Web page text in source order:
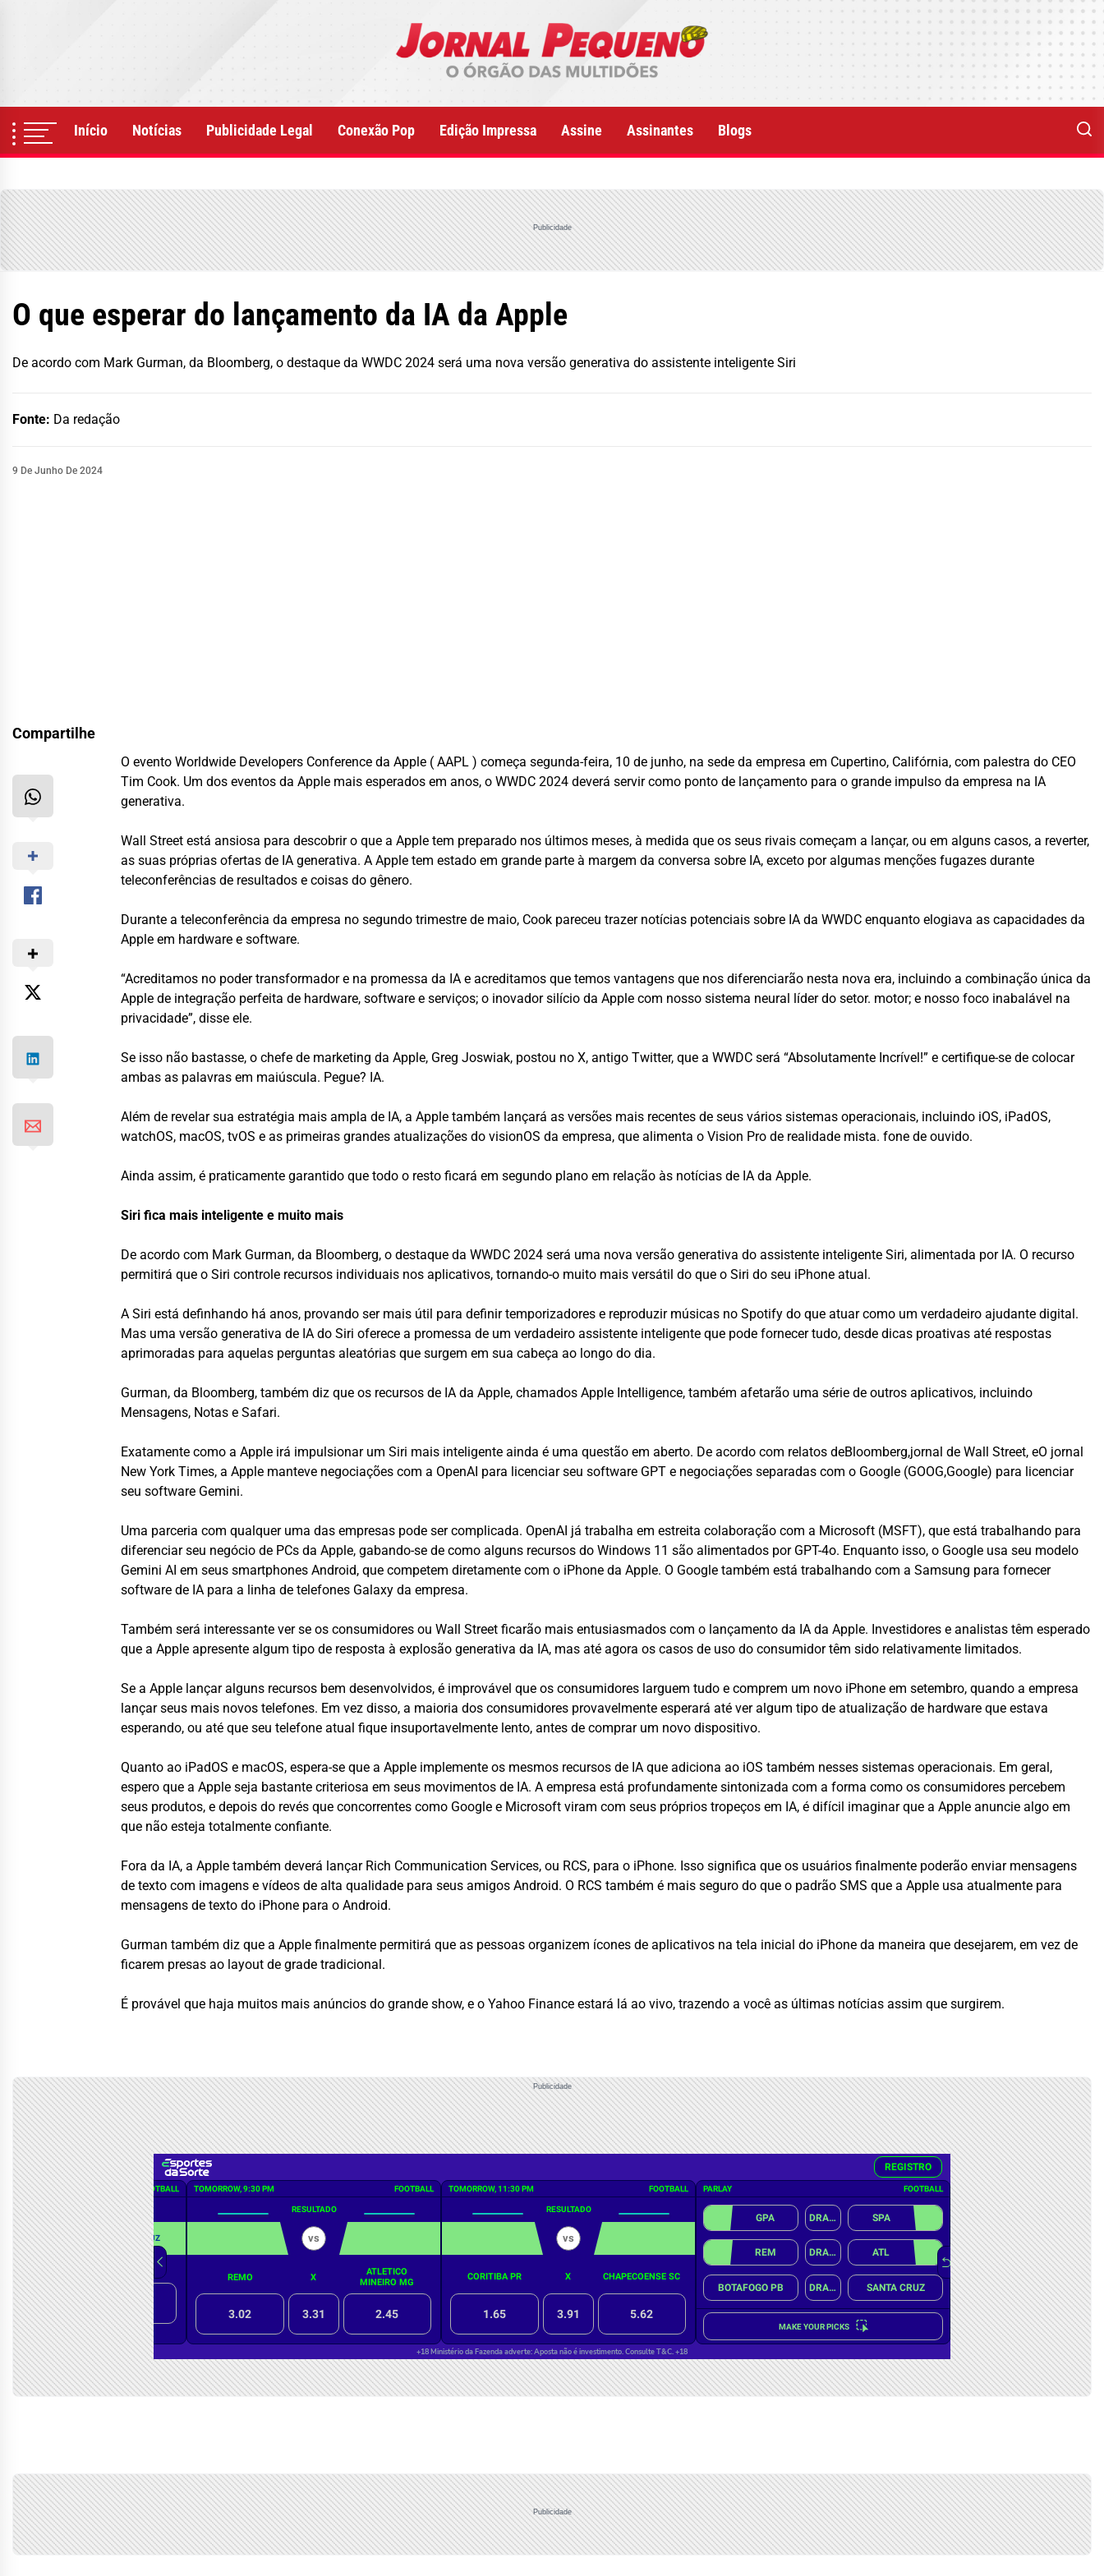
Início Notícias Publicidade Legal Conexão Pop Edição Impressa Assine Assinantes Blogs
Publicidade
O que esperar do lançamento da IA ​​da Apple
De acordo com Mark Gurman, da Bloomberg, o destaque da WWDC 2024 será uma nova versão generativa do assistente inteligente Siri
Fonte: Da redação
9 De Junho De 2024
Compartilhe
O evento Worldwide Developers Conference da Apple ( AAPL ) começa segunda-feira, 10 de junho, na sede da empresa em Cupertino, Califórnia, com palestra do CEO
Tim Cook. Um dos eventos da Apple mais esperados em anos, o WWDC 2024 deverá servir como ponto de lançamento para o grande impulso da empresa na IA
generativa.
Wall Street está ansiosa para descobrir o que a Apple tem preparado nos últimos meses, à medida que os seus rivais começam a lançar, ou em alguns casos, a reverter,
as suas próprias ofertas de IA generativa. A Apple tem estado em grande parte à margem da conversa sobre IA, exceto por algumas menções fugazes durante
teleconferências de resultados e coisas do gênero.
Durante a teleconferência da empresa no segundo trimestre de maio, Cook pareceu trazer notícias potenciais sobre IA da WWDC enquanto elogiava as capacidades da
Apple em hardware e software.
“Acreditamos no poder transformador e na promessa da IA ​​e acreditamos que temos vantagens que nos diferenciarão nesta nova era, incluindo a combinação única da
Apple de integração perfeita de hardware, software e serviços; o inovador silício da Apple com nosso sistema neural líder do setor. motor; e nosso foco inabalável na
privacidade”, disse ele.
Se isso não bastasse, o chefe de marketing da Apple, Greg Joswiak, postou no X, antigo Twitter, que a WWDC será “Absolutamente Incrível!” e certifique-se de colocar
ambas as palavras em maiúscula. Pegue? IA.
Além de revelar sua estratégia mais ampla de IA, a Apple também lançará as versões mais recentes de seus vários sistemas operacionais, incluindo iOS, iPadOS,
watchOS, macOS, tvOS e as primeiras grandes atualizações do visionOS da empresa, que alimenta o Vision Pro de realidade mista. fone de ouvido.
Ainda assim, é praticamente garantido que todo o resto ficará em segundo plano em relação às notícias de IA da Apple.
Siri fica mais inteligente e muito mais
De acordo com Mark Gurman, da Bloomberg, o destaque da WWDC 2024 será uma nova versão generativa do assistente inteligente Siri, alimentada por IA. O recurso
permitirá que o Siri controle recursos individuais nos aplicativos, tornando-o muito mais versátil do que o Siri do seu iPhone atual.
A Siri está definhando há anos, provando ser mais útil para definir temporizadores e reproduzir músicas no Spotify do que atuar como um verdadeiro ajudante digital.
Mas uma versão generativa de IA do Siri oferece a promessa de um verdadeiro assistente inteligente que pode fornecer tudo, desde dicas proativas até respostas
aprimoradas para aquelas perguntas aleatórias que surgem em sua cabeça ao longo do dia.
Gurman, da Bloomberg, também diz que os recursos de IA da Apple, chamados Apple Intelligence, também afetarão uma série de outros aplicativos, incluindo
Mensagens, Notas e Safari.
Exatamente como a Apple irá impulsionar um Siri mais inteligente ainda é uma questão em aberto. De acordo com relatos deBloomberg,jornal de Wall Street, eO jornal
New York Times, a Apple manteve negociações com a OpenAI para licenciar seu software GPT e negociações separadas com o Google (GOOG,Google) para licenciar
seu software Gemini.
Uma parceria com qualquer uma das empresas pode ser complicada. OpenAI já trabalha em estreita colaboração com a Microsoft (MSFT), que está trabalhando para
diferenciar seu negócio de PCs da Apple, gabando-se de como alguns recursos do Windows 11 são alimentados por GPT-4o. Enquanto isso, o Google usa seu modelo
Gemini AI em seus smartphones Android, que competem diretamente com o iPhone da Apple. O Google também está trabalhando com a Samsung para fornecer
software de IA para a linha de telefones Galaxy da empresa.
Também será interessante ver se os consumidores ou Wall Street ficarão mais entusiasmados com o lançamento da IA ​​da Apple. Investidores e analistas têm esperado
que a Apple apresente algum tipo de resposta à explosão generativa da IA, mas até agora os casos de uso do consumidor têm sido relativamente limitados.
Se a Apple lançar alguns recursos bem desenvolvidos, é improvável que os consumidores larguem tudo e comprem um novo iPhone em setembro, quando a empresa
lançar seus mais novos telefones. Em vez disso, a maioria dos consumidores provavelmente esperará até ver algum tipo de atualização de hardware que estava
esperando, ou até que seu telefone atual fique insuportavelmente lento, antes de comprar um novo dispositivo.
Quanto ao iPadOS e macOS, espera-se que a Apple implemente os mesmos recursos de IA que adiciona ao iOS também nesses sistemas operacionais. Em geral,
espero que a Apple seja bastante criteriosa em seus movimentos de IA. A empresa está profundamente sintonizada com a forma como os consumidores percebem
seus produtos, e depois do revés que concorrentes como Google e Microsoft viram com seus próprios tropeços em IA, é difícil imaginar que a Apple anuncie algo em
que não esteja totalmente confiante.
Fora da IA, a Apple também deverá lançar Rich Communication Services, ou RCS, para o iPhone. Isso significa que os usuários finalmente poderão enviar mensagens
de texto com imagens e vídeos de alta qualidade para seus amigos Android. O RCS também é mais seguro do que o padrão SMS que a Apple usa atualmente para
mensagens de texto do iPhone para o Android.
Gurman também diz que a Apple finalmente permitirá que as pessoas organizem ícones de aplicativos na tela inicial do iPhone da maneira que desejarem, em vez de
ficarem presas ao layout de grade tradicional.
É provável que haja muitos mais anúncios do grande show, e o Yahoo Finance estará lá ao vivo, trazendo a você as últimas notícias assim que surgirem.
Publicidade
Publicidade